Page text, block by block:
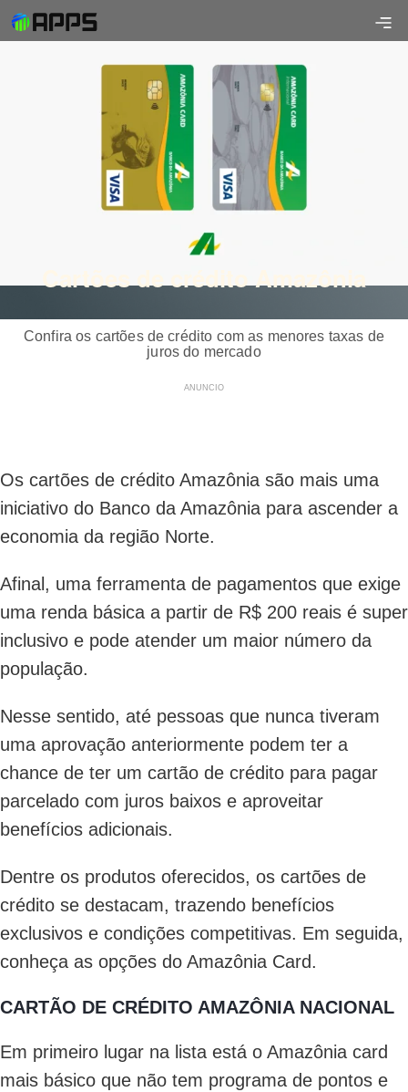
Cartões de crédito Amazônia
Confira os cartões de crédito com as menores taxas de
juros do mercado
ANUNCIO
Os cartões de crédito Amazônia são mais uma
iniciativo do Banco da Amazônia para ascender a
economia da região Norte.
Afinal, uma ferramenta de pagamentos que exige
uma renda básica a partir de R$ 200 reais é super
inclusivo e pode atender um maior número da
população.
Nesse sentido, até pessoas que nunca tiveram
uma aprovação anteriormente podem ter a
chance de ter um cartão de crédito para pagar
parcelado com juros baixos e aproveitar
benefícios adicionais.
Dentre os produtos oferecidos, os cartões de
crédito se destacam, trazendo benefícios
exclusivos e condições competitivas. Em seguida,
conheça as opções do Amazônia Card.
CARTÃO DE CRÉDITO AMAZÔNIA NACIONAL
Em primeiro lugar na lista está o Amazônia card
mais básico que não tem programa de pontos e